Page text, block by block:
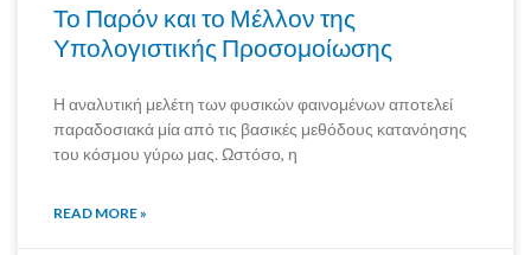
Το Παρόν και το Μέλλον της
Υπολογιστικής Προσομοίωσης
Η αναλυτική μελέτη των φυσικών φαινομένων αποτελεί
παραδοσιακά μία από τις βασικές μεθόδους κατανόησης
του κόσμου γύρω μας. Ωστόσο, η
READ MORE »